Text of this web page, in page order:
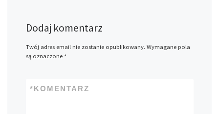
Dodaj komentarz
Twój adres email nie zostanie opublikowany. Wymagane pola
są oznaczone *
KOMENTARZ
*